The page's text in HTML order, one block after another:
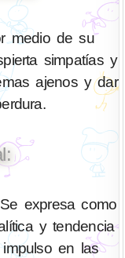
medio de su
simpatías y
ajenos y dar
expresa como
y tendencia
en las